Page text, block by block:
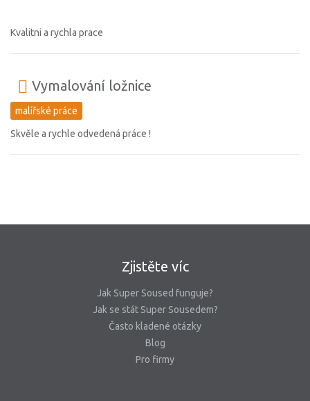
Kvalitni a rychla prace
Vymalování ložnice
malířské práce
Skvěle a rychle odvedená práce !
Zjistěte víc
Jak Super Soused funguje?
Jak se stát Super Sousedem?
Často kladené otázky
Blog
Pro firmy